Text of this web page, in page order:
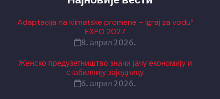
Adaptacija na klimatske promene – Igraj za vodu“
EXPO 2027
8. април 2026.
Женско предузетништво значи јачу економију и
стабилнију заједницу
6. април 2026.